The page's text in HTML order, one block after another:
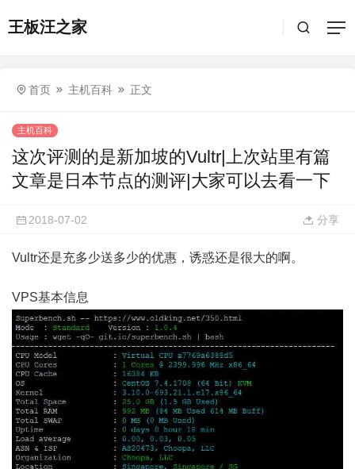
王板汪之家
首页 主机百科 正文
主机百科
这次评测的是新加坡的Vultr|上次站里有篇
文章是日本节点的测评|大家可以去看一下
2018-07-02 分享
Vultr还是充多少送多少的优惠，诱惑还是很大的啊。
VPS基本信息